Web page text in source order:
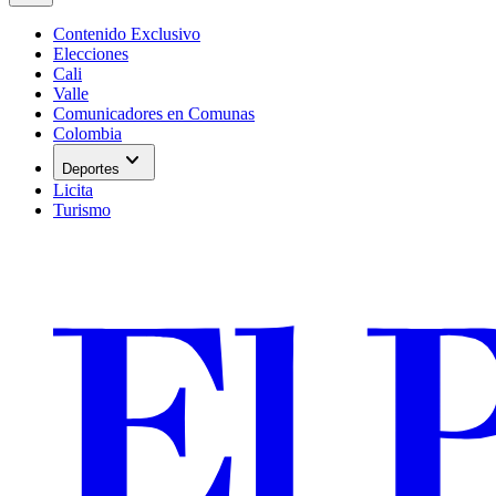
Contenido Exclusivo
Elecciones
Cali
Valle
Comunicadores en Comunas
Colombia
Deportes expand_more
Licita
Turismo